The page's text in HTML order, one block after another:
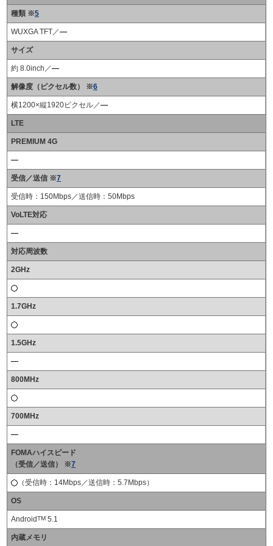
種類 ※5
WUXGA TFT／
サイズ
約 8.0inch／
解像度（ピクセル数） ※6
横1200×縦1920ピクセル／
LTE
PREMIUM 4G
受信／送信 ※7
受信時：150Mbps／送信時：50Mbps
VoLTE対応
対応周波数
2GHz
1.7GHz
1.5GHz
800MHz
700MHz
FOMAハイスピード
（受信／送信） ※7
（受信時：14Mbps／送信時：5.7Mbps）
OS
AndroidTM 5.1
内蔵メモリ